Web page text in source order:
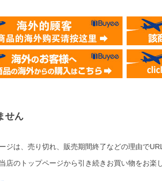
せん
ジは、売り切れ、販売期間終了などの理由で
店のトップページから引き続きお買い物をお楽